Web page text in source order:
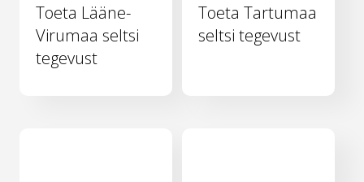
Toeta Lääne-
Virumaa seltsi
tegevust
Toeta Tartumaa
seltsi tegevust